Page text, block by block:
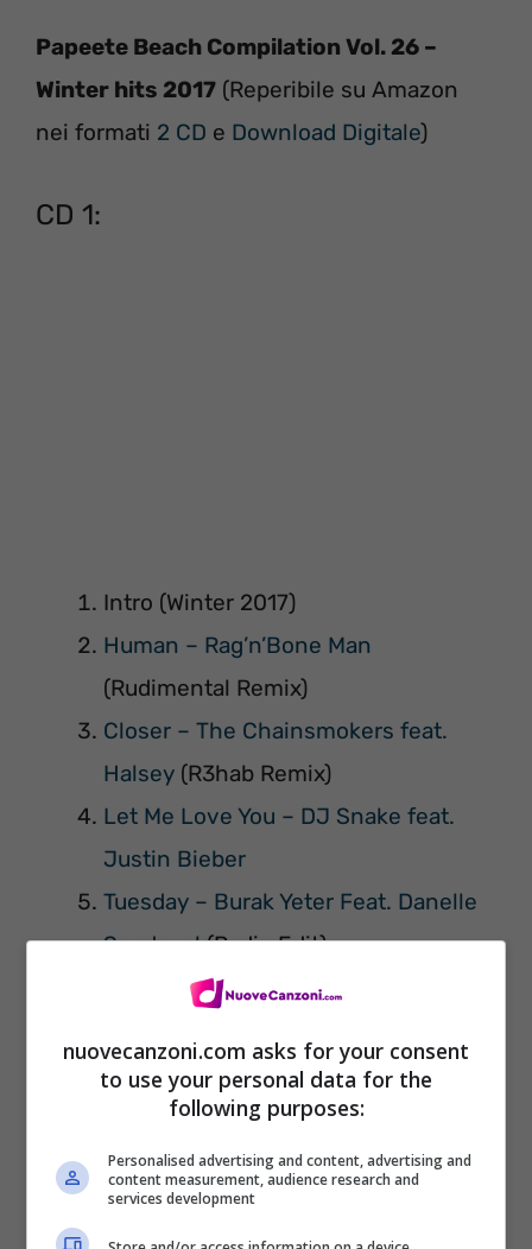
Papeete Beach Compilation Vol. 26 –
Winter hits 2017 (Reperibile su Amazon
nei formati 2 CD e Download Digitale)
CD 1:
Intro (Winter 2017)
Human – Rag’n’Bone Man
(Rudimental Remix)
Closer – The Chainsmokers feat.
Halsey (R3hab Remix)
Let Me Love You – DJ Snake feat.
Justin Bieber
Tuesday – Burak Yeter Feat. Danelle
Sandoval(Radio Edit)
Alone – Alan Walker
vs. Diplo feat. Deb’s Daughter(Steve
Aoki Remix)
A Short Love Story – Somewhere
Anywhere feat. Claude Eman
nuovecanzoni.com asks for your consent
to use your personal data for the
following purposes:
Personalised advertising and content, advertising and
content measurement, audience research and
services development